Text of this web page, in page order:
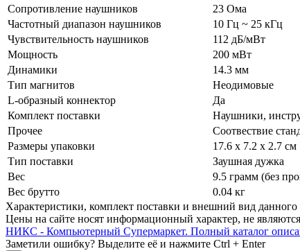
Сопротивление наушников
23 Ома
Частотный диапазон наушников
10 Гц ~ 25 кГц
Чувствительность наушников
112 дБ/­мВт
Мощность
200 мВт
Динамики
14.3 мм
Тип магнитов
Неодимовые
L-образный коннектор
Да
Комплект поставки
Наушники,
Прочее
Соотвествие
Размеры упаковки
17.6 x 7.2 x 2.7 см
Тип поставки
Заушная дужка
Вес
9.5 грамм (без
Вес брутто
0.04 кг
Xарактеристики, комплект поставки и внешний вид
Цены на сайте носят информационный характер, не
НИКС - Компьютерный Cупермаркет. Полный каталог
Заметили ошибку? Выделите её и нажмите Ctrl + Enter